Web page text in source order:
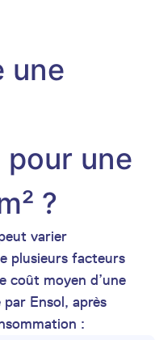
une
une
?
varier
plusieurs facteurs
coût moyen d’une
Ensol, après
: